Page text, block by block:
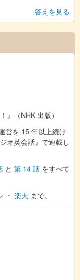
答えを見る
』（NHK 出版）
営を 15 年以上続け
オ英会話』で連載し
と 第 14 話 をすべて
・ 楽天 まで。